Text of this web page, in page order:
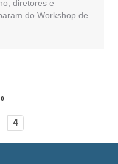
diretores e
do Workshop de
4